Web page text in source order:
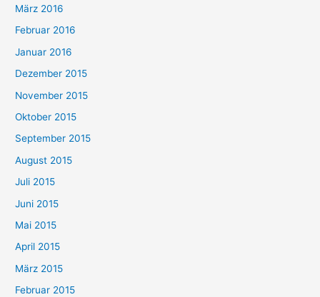
März 2016
Februar 2016
Januar 2016
Dezember 2015
November 2015
Oktober 2015
September 2015
August 2015
Juli 2015
Juni 2015
Mai 2015
April 2015
März 2015
Februar 2015